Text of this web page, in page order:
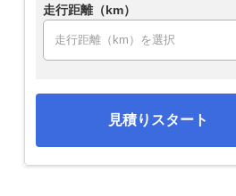
走行距離（km）
見積りスタート